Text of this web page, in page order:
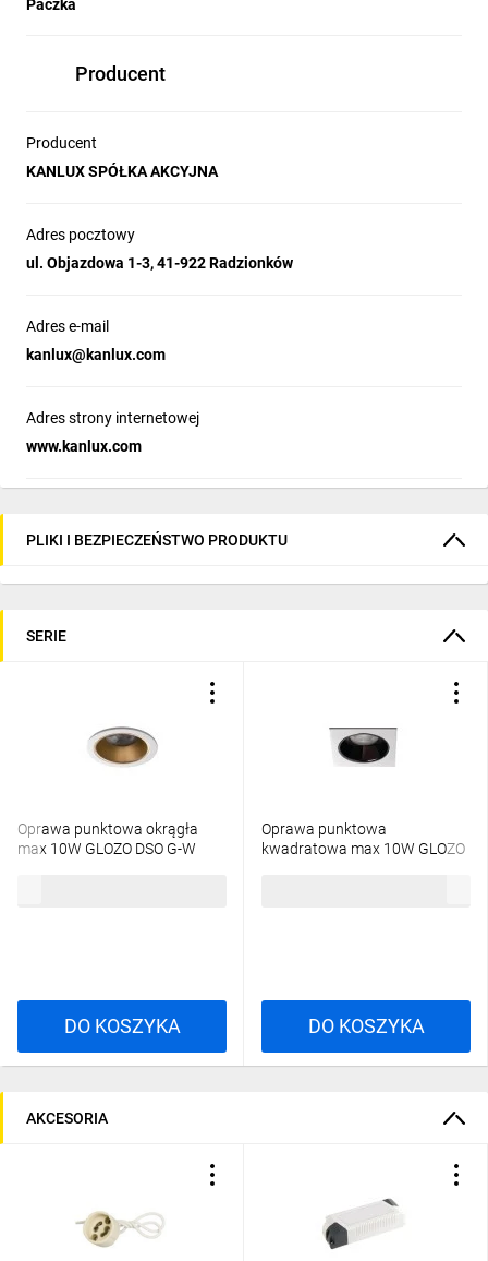
Paczka
Producent
Producent
KANLUX SPÓŁKA AKCYJNA
Adres pocztowy
ul. Objazdowa 1-3, 41-922 Radzionków
Adres e-mail
kanlux@kanlux.com
Adres strony internetowej
www.kanlux.com
PLIKI I BEZPIECZEŃSTWO PRODUKTU
SERIE
Oprawa punktowa okrągła
max 10W GLOZO DSO G-W
DO KOSZYKA
Oprawa punktowa
kwadratowa max 10W GLOZO
DO KOSZYKA
AKCESORIA